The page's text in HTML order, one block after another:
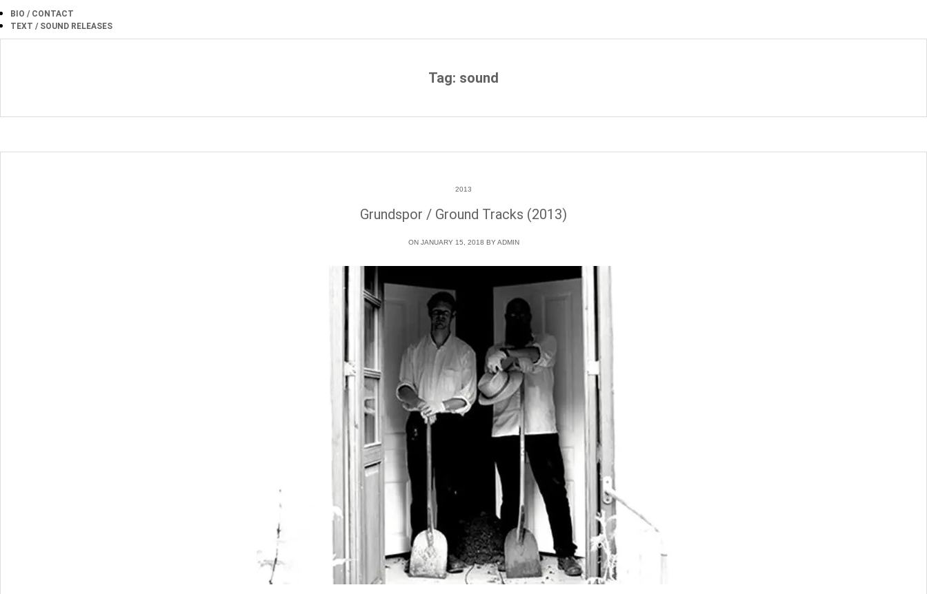
BIO / CONTACT
TEXT / SOUND RELEASES
Tag: sound
2013
Grundspor / Ground Tracks (2013)
ON JANUARY 15, 2018 BYADMIN